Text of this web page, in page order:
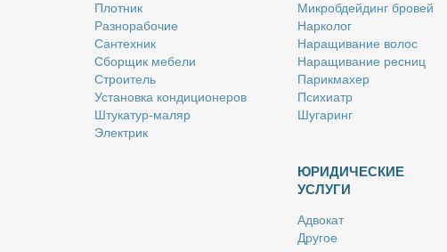
Плот­ник
Раз­но­ра­бо­чие
Сан­тех­ник
Сбор­щик ме­бе­ли
Стро­и­тель
Уста­нов­ка кон­ди­ци­о­не­ров
Шту­ка­тур-ма­ляр
Элек­трик
Мик­роб­дей­динг бро­вей
Нар­ко­лог
На­ра­щи­ва­ние во­лос
На­ра­щи­ва­ние рес­ниц
Па­рик­махер
Пси­хи­атр
Шу­га­ринг
ЮРИДИЧЕСКИЕ
УСЛУГИ
Адво­кат
Дру­гое